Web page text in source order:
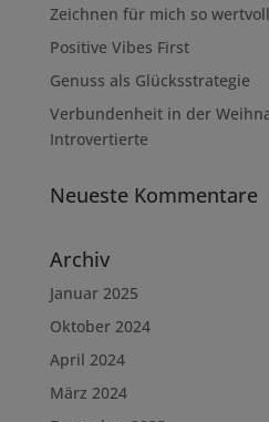
Zeichnen für mich so
Positive Vibes First
Genuss als Glücksstrategie
Verbundenheit in der
Introvertierte
Neueste Kommentare
Archiv
Januar 2025
Oktober 2024
April 2024
März 2024